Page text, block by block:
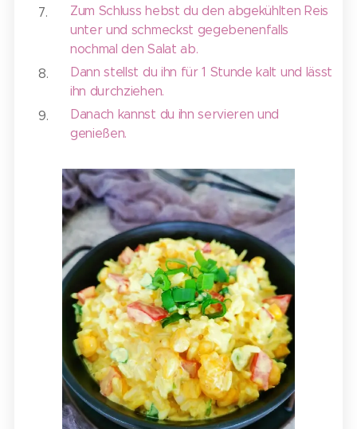
Zum Schluss hebst du den abgekühlten Reis
unter und schmeckst gegebenenfalls
nochmal den Salat ab.
Dann stellst du ihn für 1 Stunde kalt und lässt
ihn durchziehen.
Danach kannst du ihn servieren und
genießen.